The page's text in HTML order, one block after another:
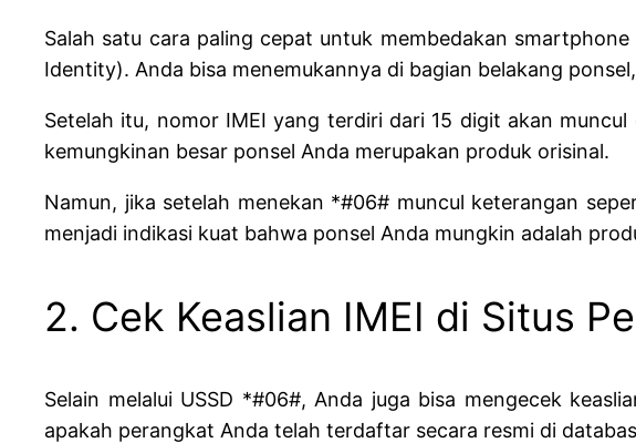
Salah satu cara paling cepat untuk membedakan
Identity). Anda bisa menemukannya di bagian belakang
Setelah itu, nomor IMEI yang terdiri dari 15 digit akan
kemungkinan besar ponsel Anda merupakan produk orisinal.
Namun, jika setelah menekan *#06# muncul keterangan
menjadi indikasi kuat bahwa ponsel Anda mungkin adalah
2. Cek Keaslian IMEI di Situs
Selain melalui USSD *#06#, Anda juga bisa mengecek
apakah perangkat Anda telah terdaftar secara resmi di